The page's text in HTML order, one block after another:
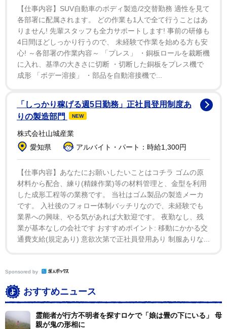
も(選択肢内の)一つの食材としてよいと思います。コオ
ロギならエビみたいな感覚で食べる方もいるのではない
でしょうか」と見解を語り、「エコな食材」になり得る
という見地から「コオロギ食」を推奨した。
しかし、衛生面やアレルギーのリスクを懸念する声も
東京都町田市にある「大吉漢方メル薬局」の大内択一
代表は「漢方の見解からすると、『コオロギ食』はばか
げていますね。生き物ですからタンパク質が含まれてい
にどのような成分が入っているかを優先すること)』の考
え方ですね」と指摘した。
その上で、大内氏は「昆虫食にはリスクがあります。
コオロギには血液を腐敗させる成分が含まれている、と
いう説もあります。また、 コオロギは不衛生で共食いを
(生命エネルギー)』が低いです。昔、漢方でコオロギは
悪』として使われたことありますが、現在では使用され
ていません。ゴキブリも『必要悪』として漢方に使われ
ていることもありますが、その場合は、羽のない特殊な
【仕事内容】SUV自動車のボディ製造/2交替勤務 適性を見て
各部署に配属されます。 どの作業も1人で全て行うことはあ
りません! 先輩スタッフも全力サポートします! 事前の研修も
4日間ほどしっかり行うので、 未経験で作業を始める方も安
心! ～各部署の作業内容～ 「プレス」 ・銅板ロールを裁断機
に入れ、基準の大きさに切断 ・切断した銅板をプレス機で
成形 「ボデー溶接」 ・部品を自動溶接機で...
「しっかり稼げる週5日勤務」正社員登用制度あ
りの製造部門
NEW
株式会社山城産業
愛知県
アルバイト・パート：時給1,300円
【仕事内容】あなたにお願いしたいことはコチラ ゴムの原
材料から配合、練り(精錬作業)等の材料管理と、金型を利用
した成形工程等の業務です。 当社はゴム製品の製造メーカ
です。 入社後のフォロー体制バッチリなので、未経験でも
業界への興味、やる気があれば大歓迎です。 夜勤なし、残
業が基本なしの会社です おすすめポイント: 移動にかかる交
通費支給(規定あり) 意欲次第で正社員登用あり 制服ありな...
Sponsored by
おすすめニュース
霊能者が行方不明者を探すロケで「娘は畳の下にいる」 母
親が鬼の形相に